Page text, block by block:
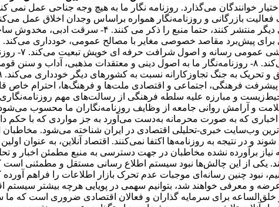
خوانندگان می‌گذارد. روزنامه نگار ما به هیچ وجه جناحی
نه یک فعالیت بازرگانی و روزنامه‌نگار همواره براساس وجدان اخلاق عمل
هستند. ۳- روزنامه‌نگاران اقتصاد آنلاین اگر اخباری
انتشار
و مصالح همگانی از اصول شرافت حرفه‌ای خویشتن تبعیت می‌کند. ۸- روزنامه‌نگار ما به اصول
و اخباری که به صورت محرمانه به‌دست می‌آورد به جز مواردی که با
به عنوان پر بازدیدترین وب‌سایت خبری-تحلیلی اقتصادی در ایران شناخته
نیاز برآورده نشده مخاطبان در جهت دسترسی به منبع مطمئن اخبار و
یکی از این چالش‌ها نبود سیستم اطلاع رسانی مستقل و مطمئنی است
نبود چنین رسانه‌ای موجبات عدم تحرک بازار اطلاعات را فراهم
و معرفی خواهند شد، بتوانیم سهمی در پویایی هرچه بیشتر سیستم
برای سرمایه گذاران و فعالان اقتصادی ضروری است که